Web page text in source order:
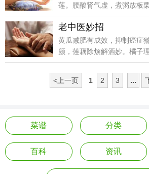
莲。腰酸肾气虚，煮粥放板
桂圆肉。头昏多汗症，粥里
粥里加百合。消暑解热毒，
老中医妙招
黄瓜减肥有成效，抑制癌症
颜，莲藕除烦解酒妙。橘子
暖膝腰。萝卜消食除胀气，
利尿排毒素，菜花常吃癌症
<上一页
1 2 3 ...
菜谱 分类
百科 资讯